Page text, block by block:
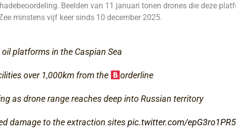
Beelden van 11 januari tonen drones die deze
minstens vijf keer sinds 10 december 2025.
platforms in the Caspian Sea
over 1,000km from the orderline
as drone range reaches deep into Russian territory
damage to the extraction sitespic.twitter.com/epG3ro1PR5